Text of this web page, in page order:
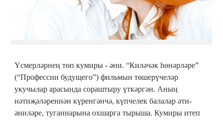
Үсмерләрнең төп кумиры - әни. “Киләчәк һөнәрләре”
(“Профессии будущего”) фильмын төшерүчеләр
укучылар арасында сораштыру үткәргән. Аның
нәтиҗәләреннән күренгәнчә, күпчелек балалар әти-
әниләре, туганнарына охшарга тырыша. Кумиры итеп